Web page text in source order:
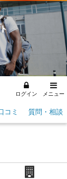
ログイン メニュー
コミ 質問・相談